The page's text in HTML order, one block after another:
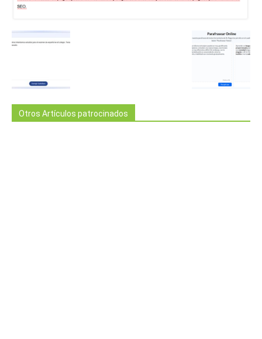
Otros Artículos patrocinados